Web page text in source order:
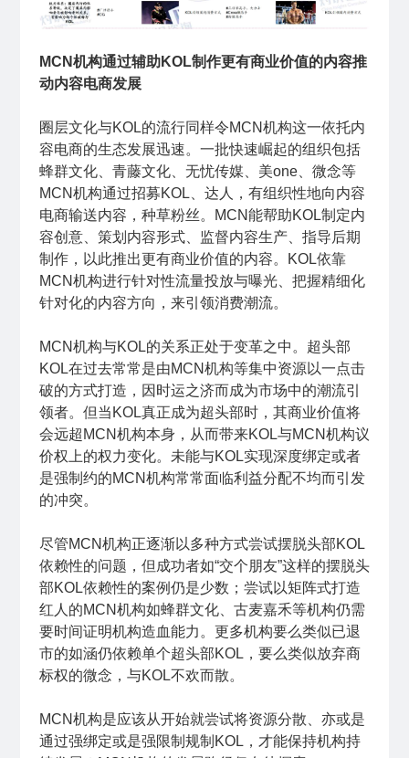
MCN机构通过辅助KOL制作更有商业价值的内容推
动内容电商发展
圈层文化与KOL的流行同样令MCN机构这一依托内
容电商的生态发展迅速。一批快速崛起的组织包括
蜂群文化、青藤文化、无忧传媒、美one、微念等
MCN机构通过招募KOL、达人，有组织性地向内容
电商输送内容，种草粉丝。MCN能帮助KOL制定内
容创意、策划内容形式、监督内容生产、指导后期
制作，以此推出更有商业价值的内容。KOL依靠
MCN机构进行针对性流量投放与曝光、把握精细化
针对化的内容方向，来引领消费潮流。
MCN机构与KOL的关系正处于变革之中。超头部
KOL在过去常常是由MCN机构等集中资源以一点击
破的方式打造，因时运之济而成为市场中的潮流引
领者。但当KOL真正成为超头部时，其商业价值将
会远超MCN机构本身，从而带来KOL与MCN机构议
价权上的权力变化。未能与KOL实现深度绑定或者
是强制约的MCN机构常常面临利益分配不均而引发
的冲突。
尽管MCN机构正逐渐以多种方式尝试摆脱头部KOL
依赖性的问题，但成功者如“交个朋友”这样的摆脱头
部KOL依赖性的案例仍是少数；尝试以矩阵式打造
红人的MCN机构如蜂群文化、古麦嘉禾等机构仍需
要时间证明机构造血能力。更多机构要么类似已退
市的如涵仍依赖单个超头部KOL，要么类似放弃商
标权的微念，与KOL不欢而散。
MCN机构是应该从开始就尝试将资源分散、亦或是
通过强绑定或是强限制规制KOL，才能保持机构持